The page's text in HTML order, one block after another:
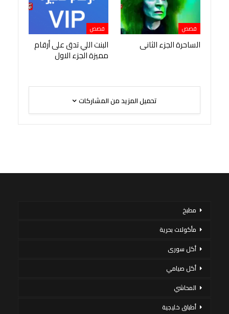
قصص
الساحرة الجزء الثانى
قصص
البنت اللي تدق على أرقام
مميزة الجزء الاول
تحميل المزيد من المشاركات
مطبخ
مأكولات بحرية
أكل سورى
أكل صيامي
المحاشي
أطباق خليجية